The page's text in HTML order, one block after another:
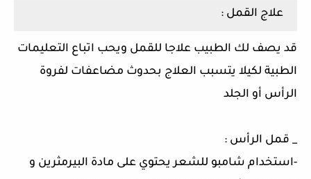
علاج القمل :
قد يصف لك الطبيب علاجا للقمل ويحب اتباع التعليمات
الطبية لكيلا يتسبب العلاج بحدوث مضاعفات لفروة
الرأس أو الجلد
_ قمل الرأس :
-استخدام شامبو للشعر يحتوي على مادة البيرمثرين و